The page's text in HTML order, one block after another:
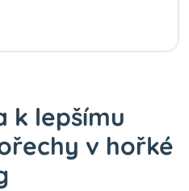
k lepšímu
v hořké